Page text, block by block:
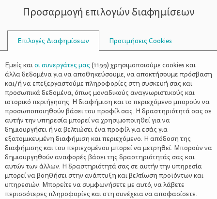
ΣΥΜΒΟΥΛΟΙ
ΑΙΜΜΟΡΟΪΔΟΠΆΘΕΙΑ
Αιμορροϊδοπάθεια κατά την
εγκυμοσύνη
Προσαρμογή επιλογών διαφημίσεων
Επιλογές Διαφημίσεων Προτιμήσεις Cookies
Εμείς καιοι συνεργάτες μας (1199) χρησιμοποιούμε cookies και
άλλα δεδομένα για να αποθηκεύσουμε, να αποκτήσουμε πρόσβαση
και/ή να επεξεργαστούμε πληροφορίες στη συσκευή σας και
προσωπικά δεδομένα, όπως μοναδικούς αναγνωριστικούς και
ιστορικό περιήγησης. Η διαφήμιση και το περιεχόμενο μπορούν να
προσωποποιηθούν βάσει του προφίλ σας. Η δραστηριότητά σας σε
αυτήν την υπηρεσία μπορεί να χρησιμοποιηθεί για να
δημιουργήσει ή να βελτιώσει ένα προφίλ για εσάς για
εξατομικευμένη διαφήμιση και περιεχόμενο. Η απόδοση της
διαφήμισης και του περιεχομένου μπορεί να μετρηθεί. Μπορούν να
δημιουργηθούν αναφορές βάσει της δραστηριότητάς σας και
αυτών των άλλων. Η δραστηριότητά σας σε αυτήν την υπηρεσία
μπορεί να βοηθήσει στην ανάπτυξη και βελτίωση προϊόντων και
υπηρεσιών. Μπορείτε να συμφωνήσετε με αυτό, να λάβετε
περισσότερες πληροφορίες και στη συνέχεια να αποφασίσετε.